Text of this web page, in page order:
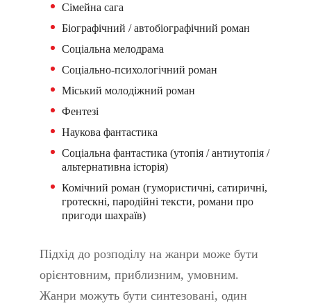
Сімейна сага
Біографічний / автобіографічний роман
Соціальна мелодрама
Соціально-психологічний роман
Міський молодіжний роман
Фентезі
Наукова фантастика
Соціальна фантастика (утопія / антиутопія /
альтернативна історія)
Комічний роман (гумористичні, сатиричні,
гротескні, пародійні тексти, романи про
пригоди шахраїв)
Підхід до розподілу на жанри може бути
орієнтовним, приблизним, умовним.
Жанри можуть бути синтезовані, один